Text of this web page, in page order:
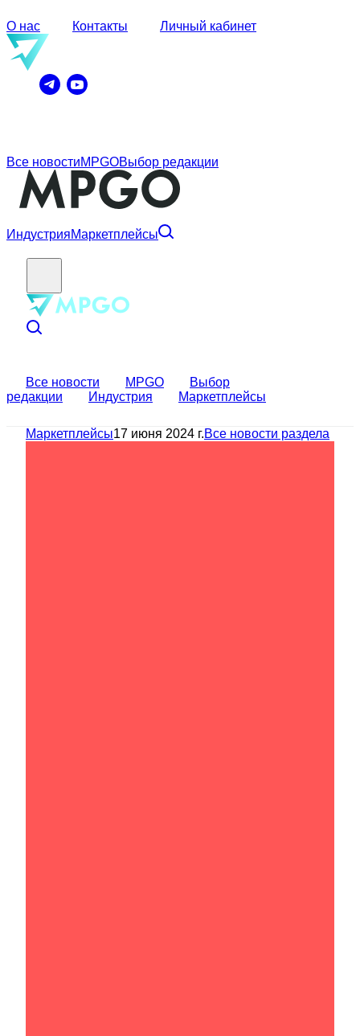
О нас Контакты Личный кабинет
Все новостиMPGOВыбор редакции
ИндустрияМаркетплейсы
Все новости MPGO
Выбор
редакции
Индустрия Маркетплейсы
Маркетплейсы17 июня 2024 г.Все новости раздела